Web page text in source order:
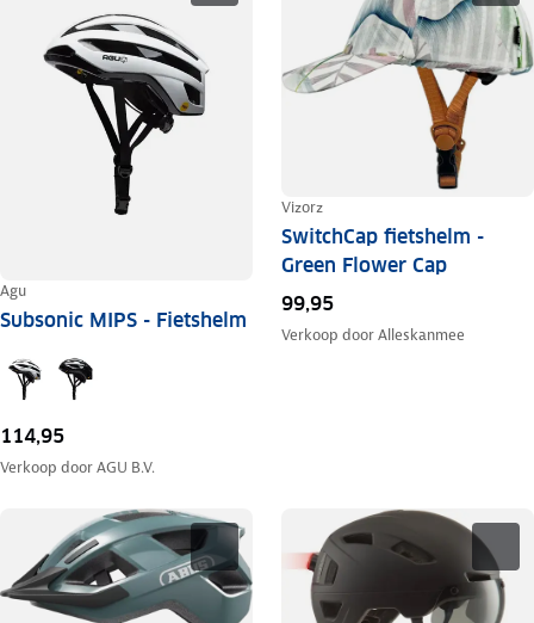
Agu
Subsonic MIPS - Fietshelm
114,95
Verkoop doorAGU B.V.
Vizorz
SwitchCap fietshelm -
Green Flower Cap
99,95
Verkoop doorAlleskanmee